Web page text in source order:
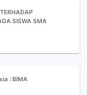
SISWA SMA
: BIMA